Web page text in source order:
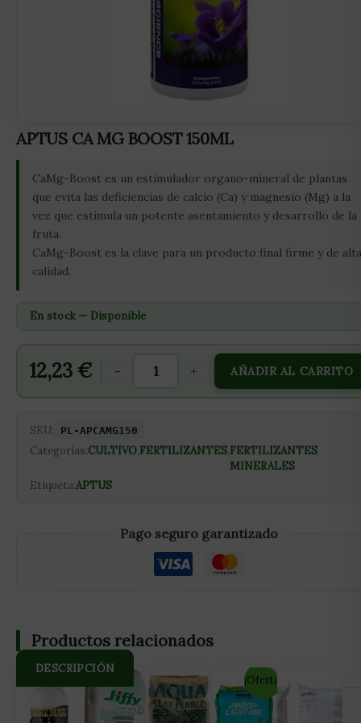
APTUS CA MG BOOST 150ML
CaMg-Boost es un estimulador organo-mineral de plantas
que evita las deficiencias de calcio (Ca) y magnesio (Mg) a la
vez que estimula un potente asentamiento y desarrollo de la
fruta.
CaMg-Boost es la clave para un producto final firme y de alta
calidad.
En stock — Disponible
12,23 € - + AÑADIR AL CARRITO
SKU: PL-APCAMG150
Categorías:CULTIVO,FERTILIZANTES,FERTILIZANTES
MINERALES
Etiqueta:APTUS
Pago seguro garantizado
DESCRIPCIÓN
CARACTERÍSTICAS: Proporciona nitrógeno orgánico
Productos relacionados
¡Oferta!